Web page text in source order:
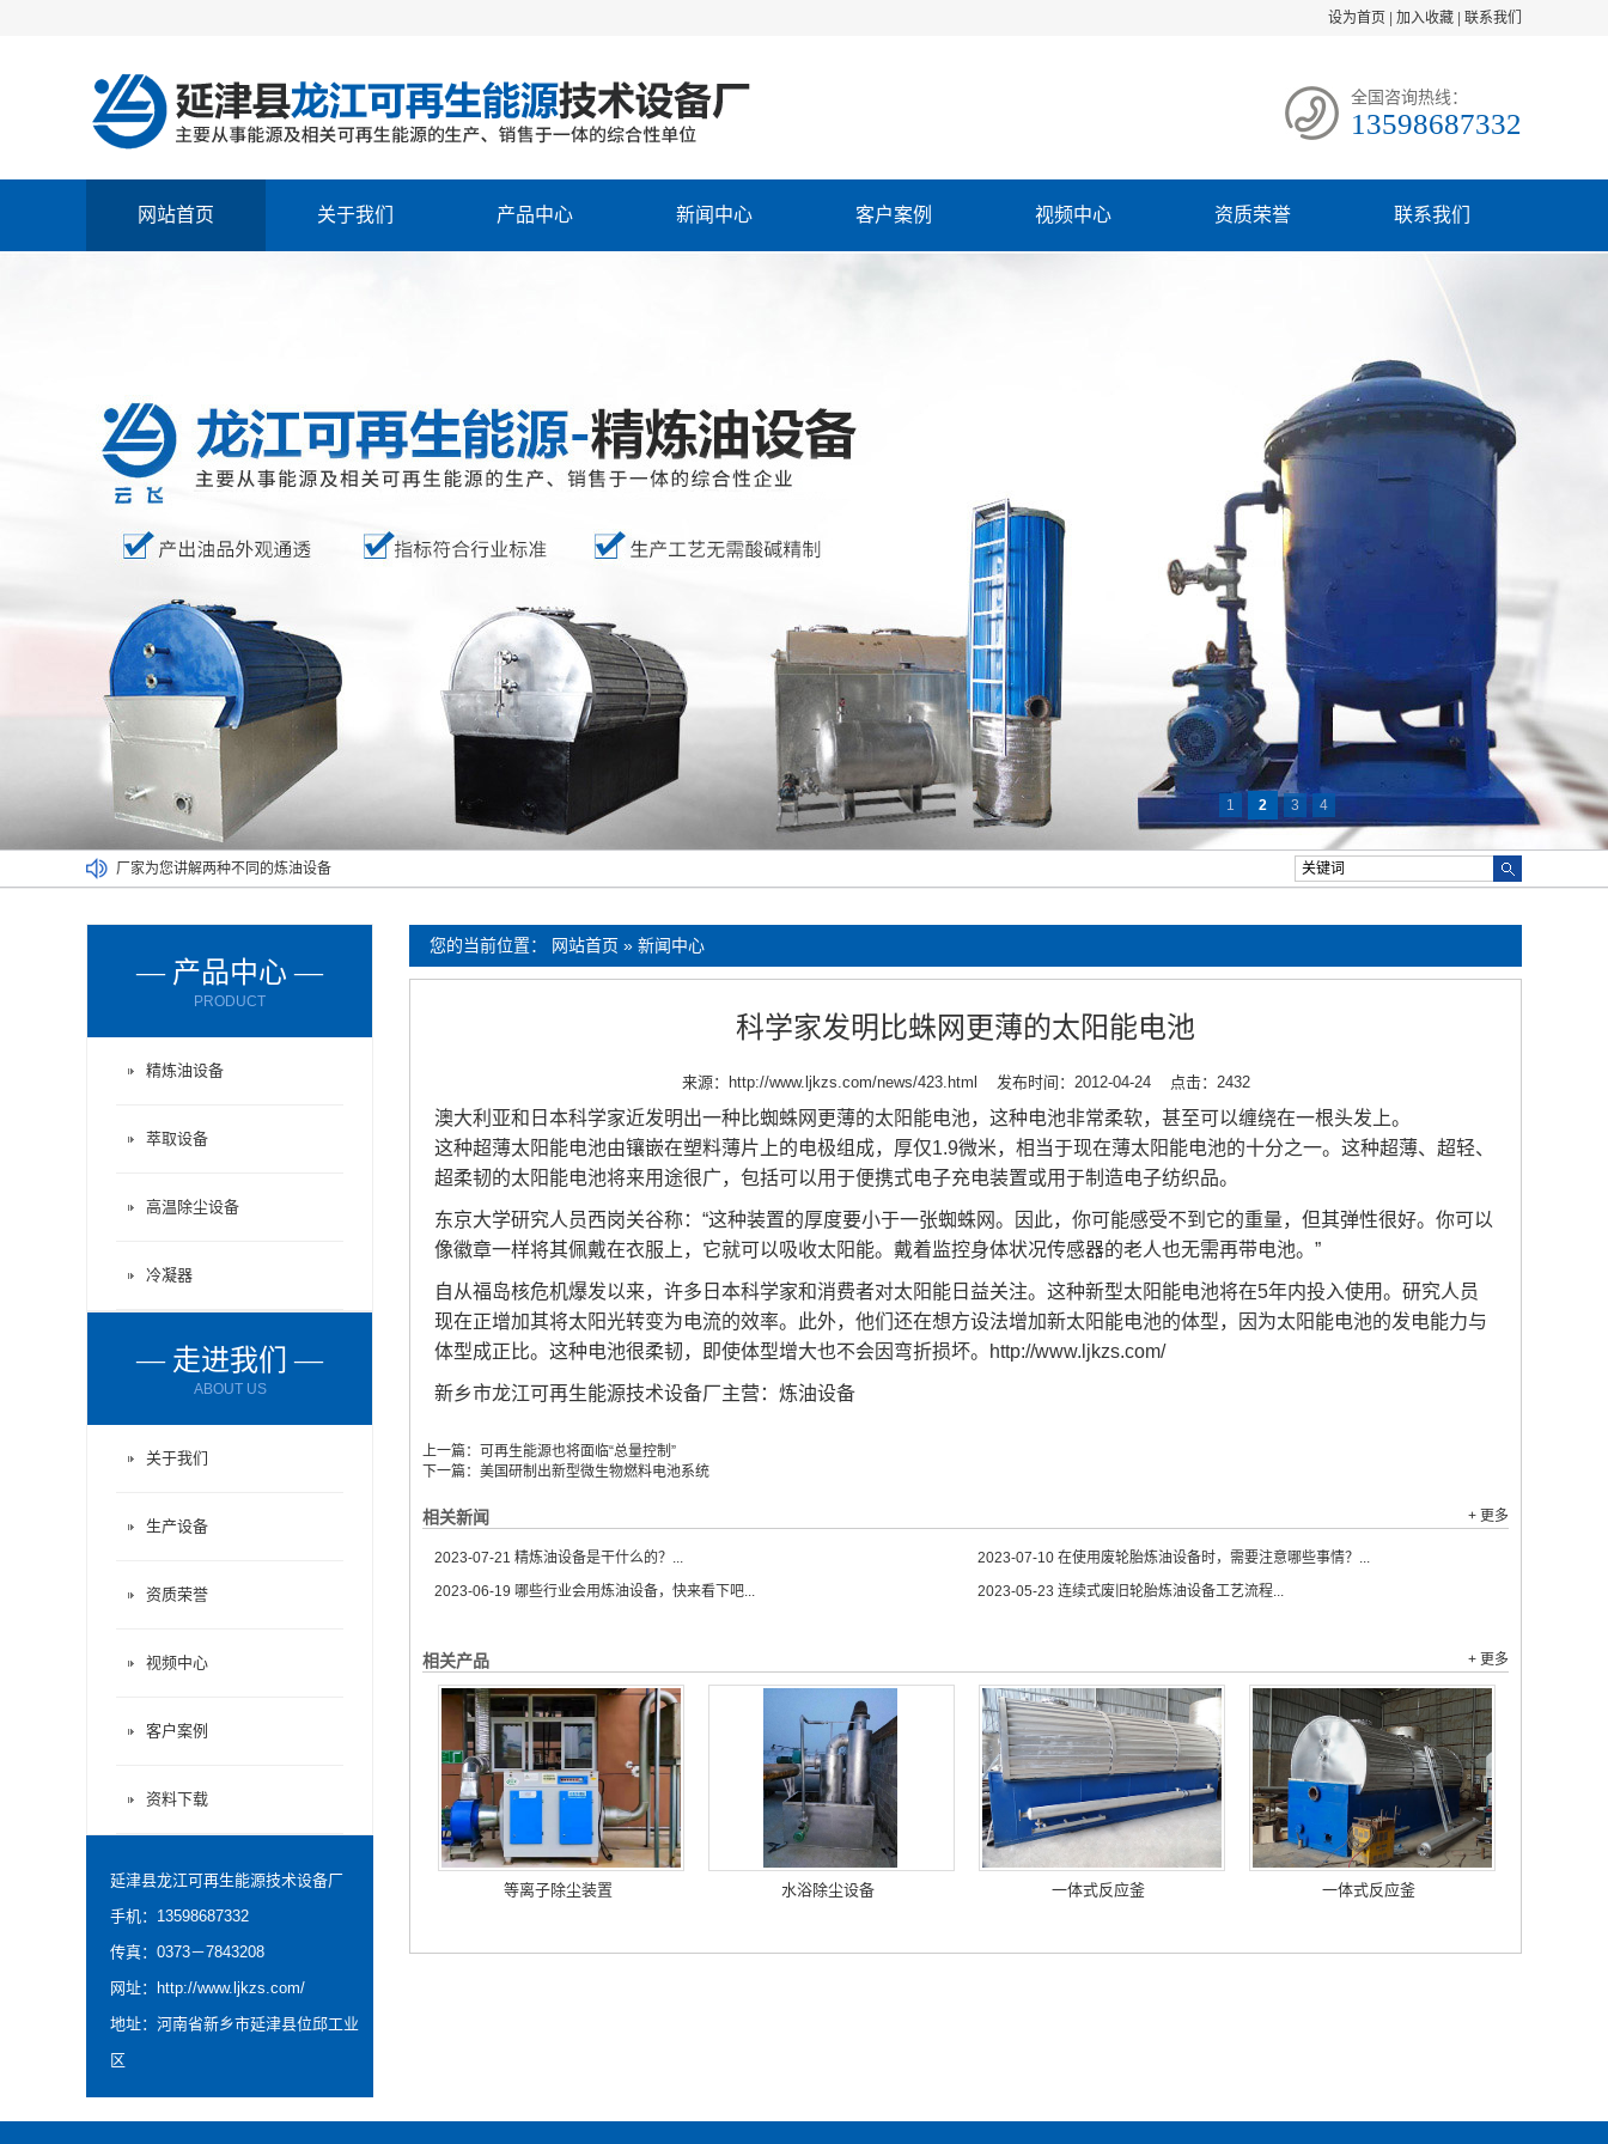
设为首页 加入收藏 联系我们
全国咨询热线：
13598687332
网站首页 关于我们 产品中心 新闻中心 客户案例 视频中心 资质荣誉 联系我们
1 2 3 4
厂家为您讲解两种不同的炼油设备
废轮胎炼油设备的进料方式有哪些？
废轮胎炼油设备使用时要注意减压设备
废机油炼油设备购买时要了解以下情况
您的当前位置： 网站首页 » 新闻中心
科学家发明比蛛网更薄的太阳能电池
来源： http://www.ljkzs.com/news/423.html 发布时间：2012-04-24 点击：2432
澳大利亚和日本科学家近发明出一种比蜘蛛网更薄的太阳能电池，这种电池非常柔软，甚至可以缠绕在一根头发上。
这种超薄太阳能电池由镶嵌在塑料薄片上的电极组成，厚仅1.9微米，相当于现在薄太阳能电池的十分之一。这种超薄、超轻、
超柔韧的太阳能电池将来用途很广，包括可以用于便携式电子充电装置或用于制造电子纺织品。
东京大学研究人员西岗关谷称：“这种装置的厚度要小于一张蜘蛛网。因此，你可能感受不到它的重量，但其弹性很好。你可以
像徽章一样将其佩戴在衣服上，它就可以吸收太阳能。戴着监控身体状况传感器的老人也无需再带电池。”
自从福岛核危机爆发以来，许多日本科学家和消费者对太阳能日益关注。这种新型太阳能电池将在5年内投入使用。研究人员
现在正增加其将太阳光转变为电流的效率。此外，他们还在想方设法增加新太阳能电池的体型，因为太阳能电池的发电能力与
体型成正比。这种电池很柔韧，即使体型增大也不会因弯折损坏。
http://www.ljkzs.com/
新乡市龙江可再生能源技术设备厂主营： 炼油设备
上一篇：
可再生能源也将面临“总量控制”
下一篇： 美国研制出新型微生物燃料电池系统
相关新闻 + 更多
2023-07-21 精炼油设备是干什么的？... 2023-07-10 在使用废轮胎炼油设备时，需要注意哪些事情？...
2023-06-19 哪些行业会用炼油设备，快来看下吧... 2023-05-23 连续式废旧轮胎炼油设备工艺流程...
相关产品 + 更多
等离子除尘装置 水浴除尘设备 一体式反应釜 一体式反应釜
— 产品中心 —
PRODUCT
精炼油设备
萃取设备
高温除尘设备
冷凝器
— 走进我们 —
ABOUT US
关于我们
生产设备
资质荣誉
视频中心
客户案例
资料下载
延津县龙江可再生能源技术设备厂
手机：13598687332
传真：0373－7843208
网址：
http://www.ljkzs.com/
地址：河南省新乡市延津县位邱工业
区